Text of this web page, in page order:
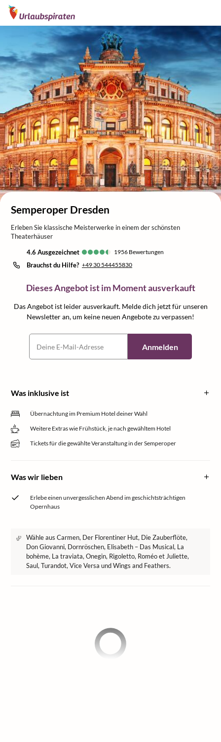
Semperoper Dresden
Erleben Sie klassische Meisterwerke in einem der schönsten
Theaterhäuser
4.6
ausgezeichnet 1956 Bewertungen
Brauchst du Hilfe? +49 30 544455830
Dieses Angebot ist im Moment ausverkauft
Das Angebot ist leider ausverkauft. Melde dich jetzt für unseren
Newsletter an, um keine neuen Angebote zu verpassen!
Anmelden
Was inklusive ist
Übernachtung im Premium Hotel deiner Wahl
Weitere Extras wie Frühstück, je nach gewähltem Hotel
Tickets für die gewählte Veranstaltung in der Semperoper
Was wir lieben
Erlebe einen unvergesslichen Abend im geschichtsträchtigen
Opernhaus
Wähle aus Carmen, Der Florentiner Hut, Die Zauberflöte,
Don Giovanni, Dornröschen, Elisabeth – Das Musical, La
bohème, La traviata, Onegin, Rigoletto, Roméo et Juliette,
Saul, Turandot, Vice Versa und Wings and Feathers.